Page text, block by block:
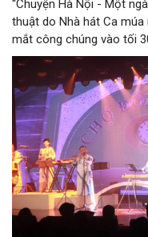
“Chuyện Hà Nội - Một
thuật do Nhà hát Ca
mắt công chúng vào tối
Long (số 31 - 33 phố